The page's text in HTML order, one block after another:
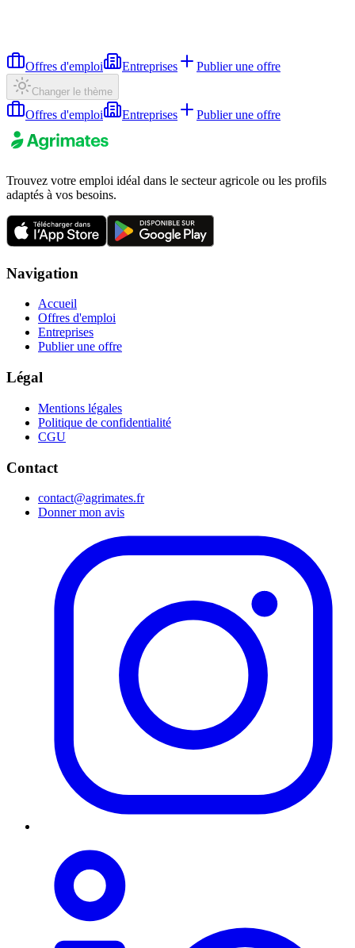
Offres d'emploi Entreprises Publier une offre
Changer le thème
Offres d'emploi Entreprises Publier une offre
Trouvez votre emploi idéal dans le secteur agricole ou les profils
adaptés à vos besoins.
Navigation
Accueil
Offres d'emploi
Entreprises
Publier une offre
Légal
Mentions légales
Politique de confidentialité
CGU
Contact
contact@agrimates.fr
Donner mon avis